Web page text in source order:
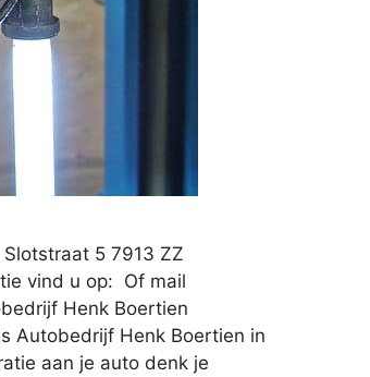
5 7913 ZZ
vind u op: Of mail
Henk Boertien
Autobedrijf Henk Boertien in
aan je auto denk je